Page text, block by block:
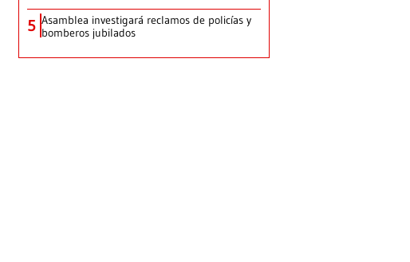
5 Asamblea investigará reclamos de policías y
bomberos jubilados